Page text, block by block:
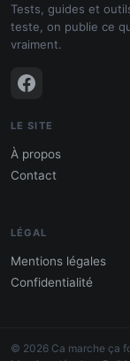
Tests, guides et
teste, on publie ce
vraiment.
LE SITE
À propos
Contact
LÉGAL
Mentions légales
Confidentialité
© 2026 Ca marche ça
l'argent